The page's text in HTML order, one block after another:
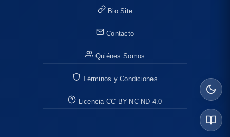
Bio Site
Contacto
Quiénes Somos
Términos y Condiciones
Licencia CC BY-NC-ND 4.0